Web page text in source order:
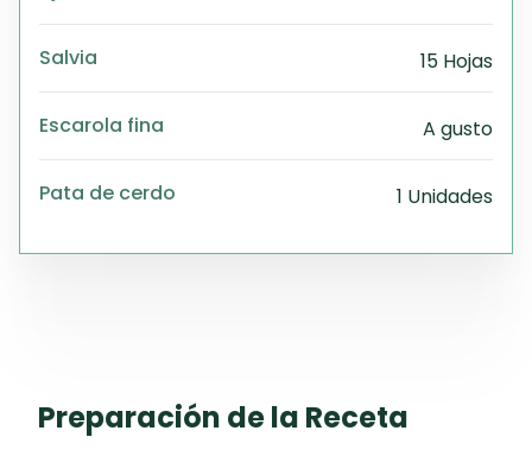
Salvia 15 Hojas
Escarola fina A gusto
Pata de cerdo 1 Unidades
Preparación de la Receta